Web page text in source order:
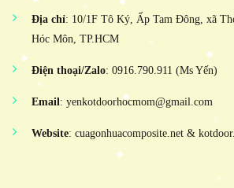
Địa chỉ: 10/1F Tô Ký, Ấp Tam Đông, xã
Hóc Môn, TP.HCM
Điện thoại/Zalo: 0916.790.911 (Ms Yến)
Email: yenkotdoorhocmom@gmail.com
Website: cuagonhuacomposite.net &